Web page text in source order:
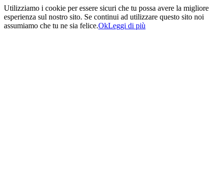
Utilizziamo i cookie per essere sicuri che tu possa avere la migliore
esperienza sul nostro sito. Se continui ad utilizzare questo sito noi
assumiamo che tu ne sia felice.OkLeggi di più